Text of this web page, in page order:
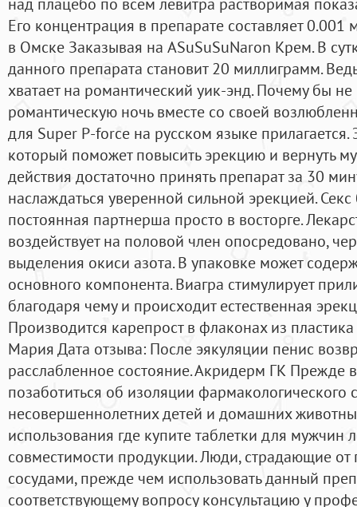
Его концентрация в препарате составляет 0.001
в Омске Заказывая на ASuSuSuNaron Крем. В
данного препарата становит 20 миллиграмм.
хватает на романтический уик-энд. Почему бы
романтическую ночь вместе со своей
для Super P-force на русском языке
который поможет повысить эрекцию и вернуть
действия достаточно принять препарат за 30
наслаждаться уверенной сильной эрекцией.
постоянная партнерша просто в восторге.
воздействует на половой член опосредовано,
выделения окиси азота. В упаковке может
основного компонента. Виагра стимулирует
благодаря чему и происходит естественная
Производится карепрост в флаконах из
Мария Дата отзыва: После эякуляции пенис
расслабленное состояние. Акридерм ГК Прежде
позаботиться об изоляции фармакологического
несовершеннолетних детей и домашних
использования где купите таблетки для мужчин
совместимости продукции. Люди, страдающие
сосудами, прежде чем использовать данный
соответствующему вопросу консультацию у